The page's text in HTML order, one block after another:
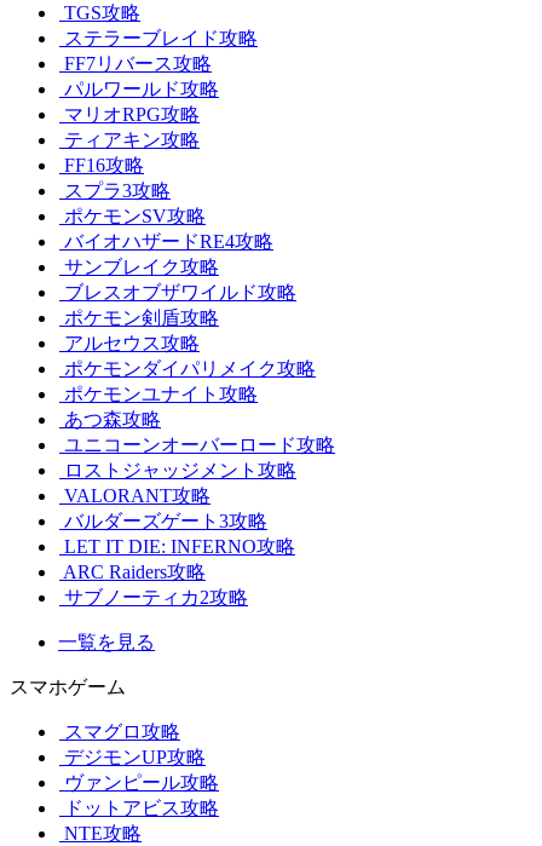
TGS攻略
ステラーブレイド攻略
FF7リバース攻略
パルワールド攻略
マリオRPG攻略
ティアキン攻略
FF16攻略
スプラ3攻略
ポケモンSV攻略
バイオハザードRE4攻略
サンブレイク攻略
ブレスオブザワイルド攻略
ポケモン剣盾攻略
アルセウス攻略
ポケモンダイパリメイク攻略
ポケモンユナイト攻略
あつ森攻略
ユニコーンオーバーロード攻略
ロストジャッジメント攻略
VALORANT攻略
バルダーズゲート3攻略
LET IT DIE: INFERNO攻略
ARC Raiders攻略
サブノーティカ2攻略
一覧を見る
スマホゲーム
スマグロ攻略
デジモンUP攻略
ヴァンピール攻略
ドットアビス攻略
NTE攻略